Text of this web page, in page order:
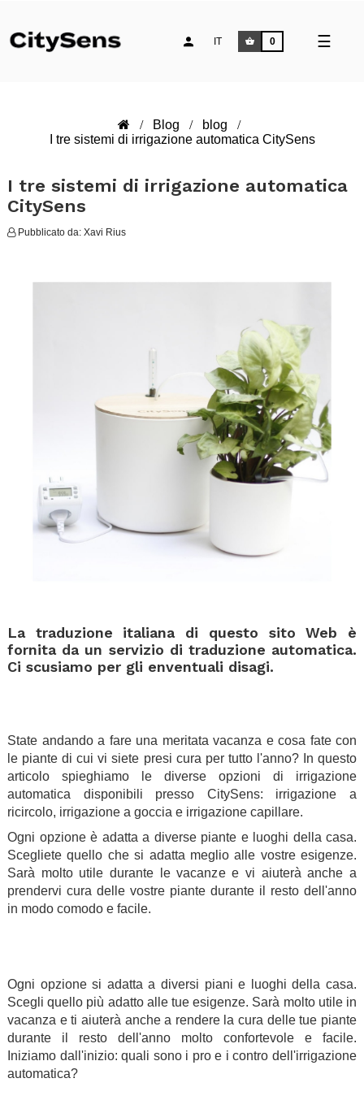
☰
IT 0
Blog
blog
I tre sistemi di irrigazione automatica CitySens
I tre sistemi di irrigazione automatica
CitySens
Pubblicato da: Xavi Rius
La traduzione italiana di questo sito Web è
fornita da un servizio di traduzione automatica.
Ci scusiamo per gli enventuali disagi.
State andando a fare una meritata vacanza e cosa fate con
le piante di cui vi siete presi cura per tutto l'anno? In questo
articolo spieghiamo le diverse opzioni di irrigazione
automatica disponibili presso CitySens: irrigazione a
ricircolo, irrigazione a goccia e irrigazione capillare.
Ogni opzione è adatta a diverse piante e luoghi della casa.
Scegliete quello che si adatta meglio alle vostre esigenze.
Sarà molto utile durante le vacanze e vi aiuterà anche a
prendervi cura delle vostre piante durante il resto dell'anno
in modo comodo e facile.
Ogni opzione si adatta a diversi piani e luoghi della casa.
Scegli quello più adatto alle tue esigenze. Sarà molto utile in
vacanza e ti aiuterà anche a rendere la cura delle tue piante
durante il resto dell'anno molto confortevole e facile.
Iniziamo dall'inizio: quali sono i pro e i contro dell'irrigazione
automatica?